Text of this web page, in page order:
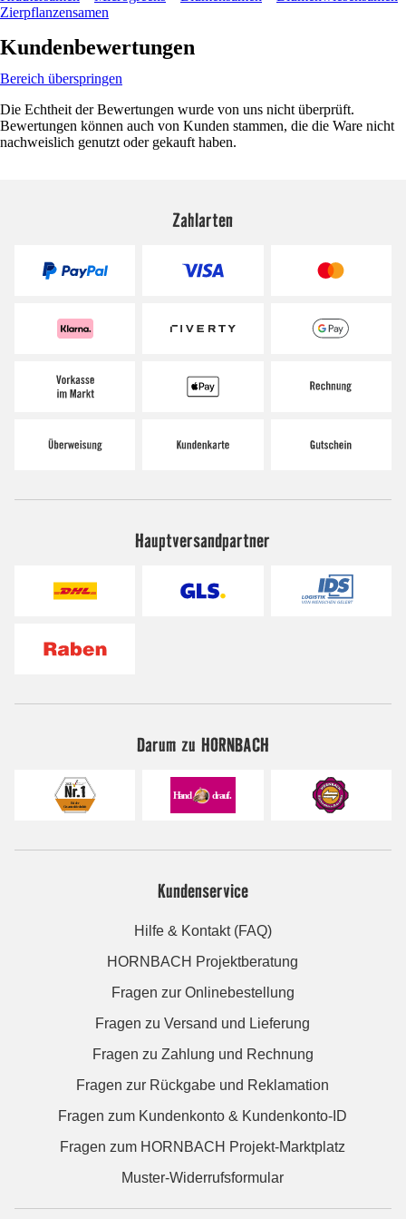
Zierpflanzensamen
Kundenbewertungen
Bereich überspringen
Die Echtheit der Bewertungen wurde von uns nicht überprüft.
Bewertungen können auch von Kunden stammen, die die Ware nicht
nachweislich genutzt oder gekauft haben.
Zahlarten
Hauptversandpartner
Darum zu HORNBACH
Kundenservice
Hilfe & Kontakt (FAQ)
HORNBACH Projektberatung
Fragen zur Onlinebestellung
Fragen zu Versand und Lieferung
Fragen zu Zahlung und Rechnung
Fragen zur Rückgabe und Reklamation
Fragen zum Kundenkonto & Kundenkonto-ID
Fragen zum HORNBACH Projekt-Marktplatz
Muster-Widerrufsformular